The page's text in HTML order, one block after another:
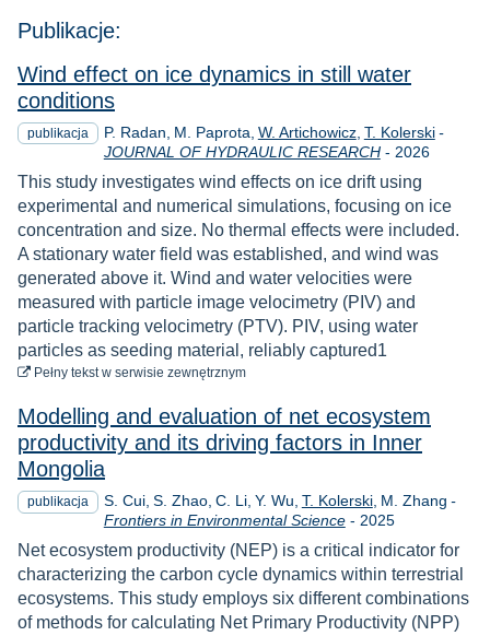
Publikacje:
Wind effect on ice dynamics in still water
conditions
publikacja P. Radan M. Paprota W. Artichowicz T. Kolerski -
JOURNAL OF HYDRAULIC RESEARCH- Rok
2026
This study investigates wind effects on ice drift using
experimental and numerical simulations, focusing on ice
concentration and size. No thermal effects were included.
A stationary water field was established, and wind was
generated above it. Wind and water velocities were
measured with particle image velocimetry (PIV) and
particle tracking velocimetry (PTV). PIV, using water
particles as seeding material, reliably captured1
Pełny tekstdo pobrania
w serwisie zewnętrznym
Modelling and evaluation of net ecosystem
productivity and its driving factors in Inner
Mongolia
publikacja S. Cui S. Zhao C. Li Y. Wu T. Kolerski M. Zhang -
Frontiers in Environmental Science- Rok
2025
Net ecosystem productivity (NEP) is a critical indicator for
characterizing the carbon cycle dynamics within terrestrial
ecosystems. This study employs six different combinations
of methods for calculating Net Primary Productivity (NPP)